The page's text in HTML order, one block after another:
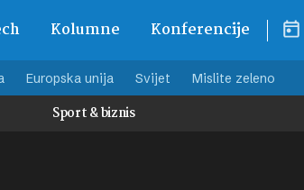
Kolumne Konferencije
Europska unija Svijet Mislite zeleno
Sport & biznis